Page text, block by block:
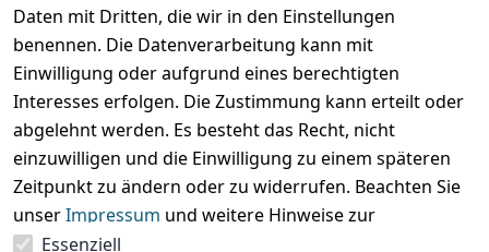
Daten mit Dritten, die wir in den Einstellungen
benennen. Die Datenverarbeitung kann mit
Einwilligung oder aufgrund eines berechtigten
Interesses erfolgen. Die Zustimmung kann erteilt oder
abgelehnt werden. Es besteht das Recht, nicht
einzuwilligen und die Einwilligung zu einem späteren
Zeitpunkt zu ändern oder zu widerrufen. Beachten Sie
unserImpressum und weitere Hinweise zur
Verwendung personenbezogener Daten in unserer
Essenziell
Impressum
Datenschutze
rklärung
Batterieentsor
gung
Widerrufsrec
ht
Registrieren
Zahlung und
Versand
Rückgabe /
Umtausch /
Reklamation
Folgt uns
gern auf